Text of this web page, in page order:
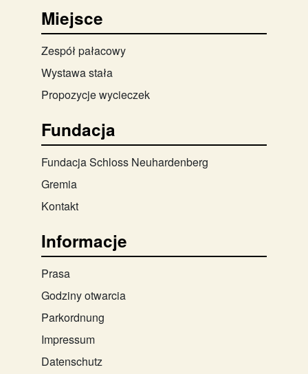
Miejsce
Zespół pałacowy
Wystawa stała
Propozycje wycieczek
Fundacja
Fundacja Schloss Neuhardenberg
Gremia
Kontakt
Informacje
Prasa
Godziny otwarcia
Parkordnung
Impressum
Datenschutz